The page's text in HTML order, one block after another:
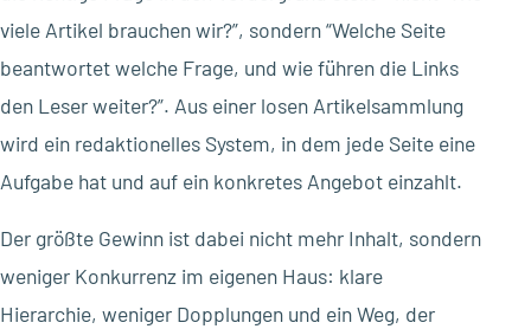
viele Artikel brauchen wir?”, sondern “Welche Seite
beantwortet welche Frage, und wie führen die Links
den Leser weiter?”. Aus einer losen Artikelsammlung
wird ein redaktionelles System, in dem jede Seite eine
Aufgabe hat und auf ein konkretes Angebot einzahlt.
Der größte Gewinn ist dabei nicht mehr Inhalt, sondern
weniger Konkurrenz im eigenen Haus: klare
Hierarchie, weniger Dopplungen und ein Weg, der